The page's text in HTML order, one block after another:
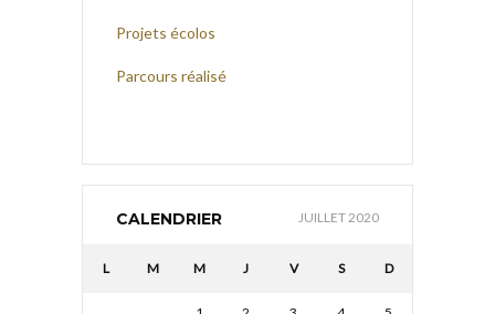
Projets écolos
Parcours réalisé
CALENDRIER JUILLET 2020
L M M J V S D